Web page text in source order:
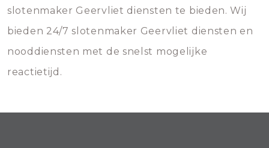
slotenmaker Geervliet diensten te bieden. Wij
bieden 24/7 slotenmaker Geervliet diensten en
nooddiensten met de snelst mogelijke
reactietijd.